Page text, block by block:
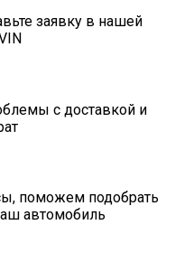
заявку в нашей
с доставкой и
поможем подобрать
автомобиль